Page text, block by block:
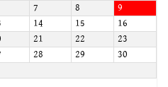
7 8
9
14 15
16
21 22
23
28 29
30